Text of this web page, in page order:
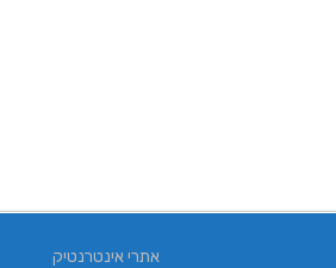
אתרי אינטרנטיק